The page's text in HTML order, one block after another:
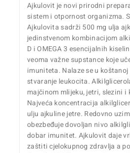
Ajkulovit je novi prirodni
sistem i otpornost organizma.
Ajkulovita sadrži 500 mg ulja
jedinstvenom kombinacijom
D i OMEGA 3 esencijalnih
veoma važne supstance koje
imuniteta. Nalaze se u
stvaranje leukocita.
majčinom mlijeku, jetri, slezini i
Najveća koncentracija
ulju ajkuline jetre. Redovno
obezbeđuje dovoljan nivo
dobar imunitet. Ajkulovit daje
zaštiti cjelokupnog zdravlja a